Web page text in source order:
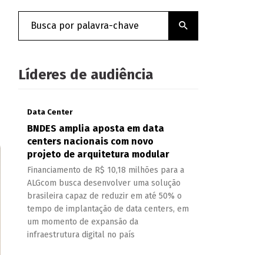
Líderes de audiência
Data Center
BNDES amplia aposta em data
centers nacionais com novo
projeto de arquitetura modular
Financiamento de R$ 10,18 milhões para a
ALGcom busca desenvolver uma solução
brasileira capaz de reduzir em até 50% o
tempo de implantação de data centers, em
um momento de expansão da
infraestrutura digital no país